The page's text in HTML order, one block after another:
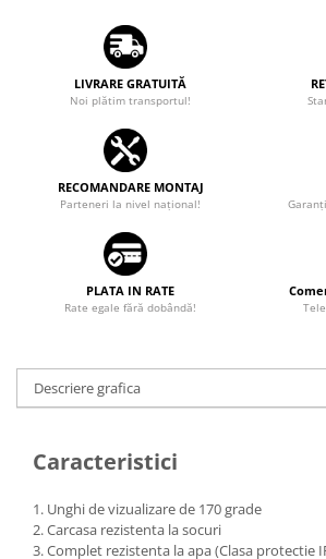
LIVRARE GRATUITĂ
Noi plătim transportul!
RECOMANDARE MONTAJ
Parteneri la nivel național!
PLATA IN RATE
Rate egale fără dobândă!
Descriere grafica
Caracteristici
1. Unghi de vizualizare de 170 grade
2. Carcasa rezistenta la socuri
3. Complet rezistenta la apa (Clasa protectie